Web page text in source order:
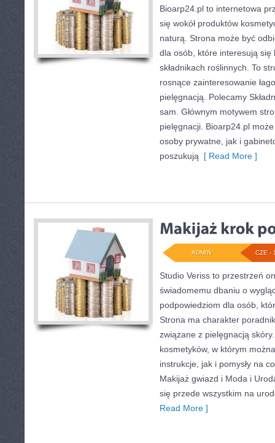
Bioarp24.pl to internetowa
się wokół produktów
naturą. Strona może być
dla osób, które interesują
składnikach roślinnych. To
rosnące zainteresowanie
pielęgnacją. Polecamy
sam. Głównym motywem
pielęgnacji. Bioarp24.pl
osoby prywatne, jak i
poszukują [ Read More ]
CZE -
ADMIN
Studio Veriss to przestrzeń
świadomemu dbaniu o
podpowiedziom dla osób,
Strona ma charakter
związane z pielęgnacją
kosmetyków, w którym
instrukcje, jak i pomysły na
Makijaż gwiazd i Moda i
się przede wszystkim na
Read More ]